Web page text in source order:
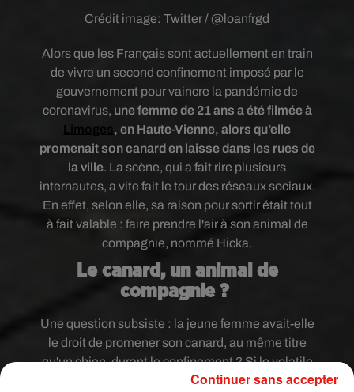
Crédit image: Twitter / @loanfrgd
Alors que les Français sont actuellement en train
de vivre un second confinement imposé par le
gouvernement pour vaincre la pandémie de
coronavirus, une femme de 21 ans a été filmée à
Limoges, en Haute-Vienne, alors qu’elle
promenait son canard en laisse dans les rues de
la ville. La scène, qui a fait rire plusieurs
internautes, a vite fait le tour des réseaux sociaux.
En effet, selon elle, sa raison pour sortir était tout
à fait valable : faire prendre l'air à son animal de
compagnie, nommé Hicka.
Le canard, un animal de
compagnie ?
Une question subsiste : la jeune femme avait-elle
le droit de promener son canard, au même titre
qu'un chien, durant le confinement ? Si le volatile
liste des animaux
Continuer sans accepter